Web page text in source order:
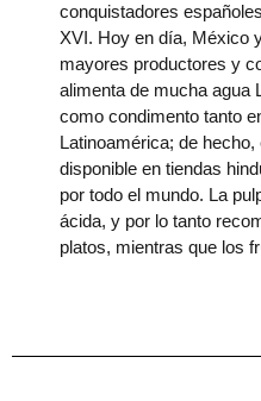
conquistadores
XVI. Hoy en día, México
mayores productores y
alimenta de mucha agua
como condimento tanto
Latinoamérica; de
disponible en tiendas
por todo el mundo. La
ácida, y por lo tanto
platos, mientras que los